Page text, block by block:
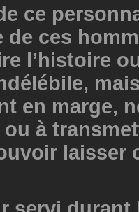
ce
de ces
l’histoire
en marge,
ou à
laisser